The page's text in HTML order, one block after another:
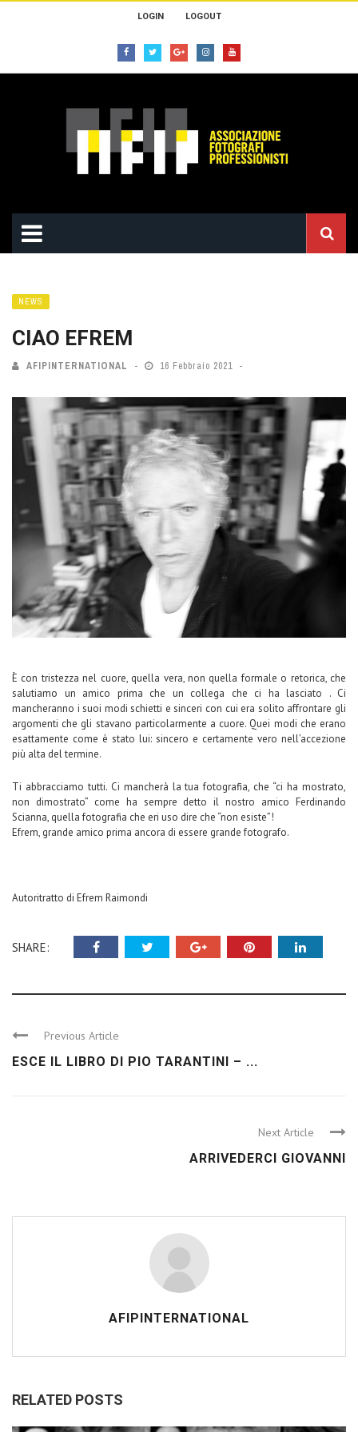
LOGIN LOGOUT
NEWS
CIAO EFREM
AFIPINTERNATIONAL 16 Febbraio 2021
È con tristezza nel cuore, quella vera, non quella formale o retorica, che
salutiamo un amico prima che un collega che ci ha lasciato . Ci
mancheranno i suoi modi schietti e sinceri con cui era solito affrontare gli
argomenti che gli stavano particolarmente a cuore. Quei modi che erano
esattamente come è stato lui: sincero e certamente vero nell’accezione
più alta del termine.
Ti abbracciamo tutti. Ci mancherà la tua fotografia, che “ci ha mostrato,
non dimostrato” come ha sempre detto il nostro amico Ferdinando
Scianna, quella fotografia che eri uso dire che “non esiste”!
Efrem, grande amico prima ancora di essere grande fotografo.
Autoritratto di Efrem Raimondi
SHARE:
Previous Article
ESCE IL LIBRO DI PIO TARANTINI – ...
Next Article
ARRIVEDERCI GIOVANNI
AFIPINTERNATIONAL
RELATED POSTS